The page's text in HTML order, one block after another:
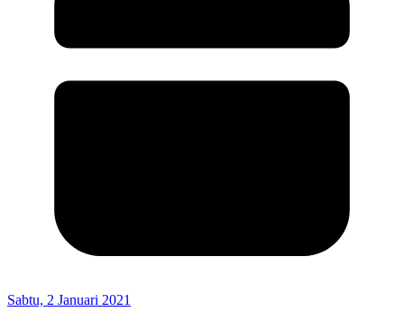
Sabtu, 2 Januari 2021